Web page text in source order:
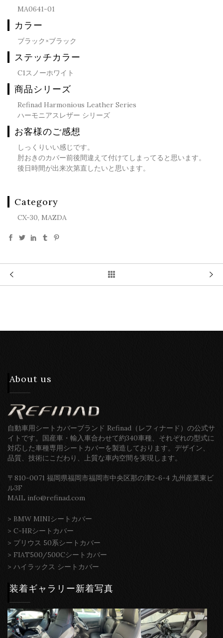
MA0641-01
カラー
ブラック×ブラック
ステッチカラー
C1スノーホワイト
商品シリーズ
Refinad Harmonious Leather Series
ハーモニアスレザー シリーズ
お客様のご感想
しっくりいい感じです。
肘おきのカバー前後間違えて付けてしまってると思います。
後日時間が出来次第直したいと思います。
Category
CX-30, MAZDA
About us
自動車用シートカバーブランド Refinad（レフィナード）の公式サ
イトです。国産車・輸入車合わせて約340車種、それぞれの型式に
対応した車種専用シートカバーを製造しております。デザイン、
品質、技術にこだわり、上質な車内空間を実現します。
〒810-0071 福岡県福岡市福岡市中央区那の津2-6-4 九州産業東ビ
ル3F
MAIL info@refinad.com
> BMW MINIシートカバー
> C-HRシートカバー
> プリウス 50系シートカバー
> FIAT500/500Cシートカバー
> ハイラックス シートカバー
装着ギャラリー新着写真